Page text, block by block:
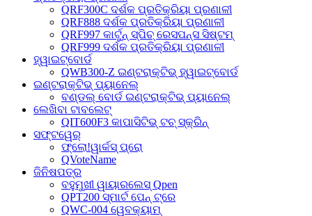
QRF300C ଦର୍ଶକ ପ୍ରତିକ୍ରିୟା ପ୍ରଣାଳୀ
QRF888 ଦର୍ଶକ ପ୍ରତିକ୍ରିୟା ପ୍ରଣାଳୀ
QRF997 କାର୍ଟୁନ୍ ସ୍ପିଚ୍ ରେସପନ୍ସ ସିଷ୍ଟମ୍
QRF999 ଦର୍ଶକ ପ୍ରତିକ୍ରିୟା ପ୍ରଣାଳୀ
ହ୍ୱାଇଟ୍‌ବୋର୍ଡ
QWB300-Z ଇଣ୍ଟରାକ୍ଟିଭ୍ ହ୍ୱାଇଟ୍‌ବୋର୍ଡ
ଇଣ୍ଟରାକ୍ଟିଭ୍ ପ୍ୟାନେଲ୍
ବଣ୍ଡଲ୍ ବୋର୍ଡ ଇଣ୍ଟରାକ୍ଟିଭ୍ ପ୍ୟାନେଲ୍
ଲେଖିବା ଟାବଲେଟ୍
QIT600F3 କାପାସିଟିଭ୍ ଟଚ୍ ସ୍କ୍ରିନ୍
ସଫ୍ଟୱେର୍
ଫ୍ଲୋ!ୱାର୍କସ୍ ପ୍ରୋ
QVoteName
ଜିନିଷପତ୍ର
ବହୁମୁଖୀ ୱାୟାରଲେସ୍ Qpen
QPT200 ସ୍ମାର୍ଟ ପେନ୍ ଟ୍ରେ
QWC-004 ୱେବକ୍ୟାମ୍